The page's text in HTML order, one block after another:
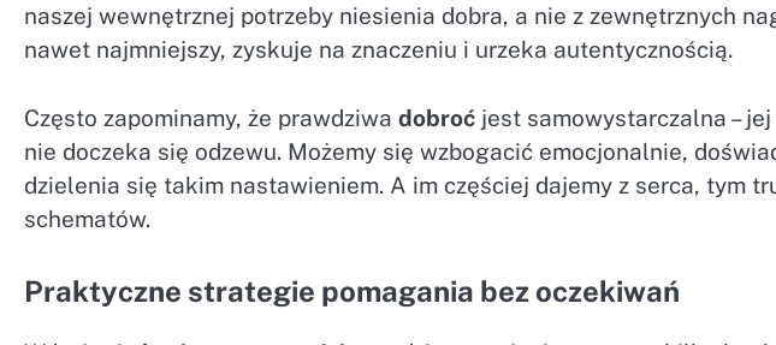
naszej wewnętrznej potrzeby niesienia dobra, a nie z zewnętrznych
nawet najmniejszy, zyskuje na znaczeniu i urzeka autentycznością.
Często zapominamy, że prawdziwa dobroć jest samowystarczalna –
nie doczeka się odzewu. Możemy się wzbogacić emocjonalnie,
dzielenia się takim nastawieniem. A im częściej dajemy z serca, tym
schematów.
Praktyczne strategie pomagania bez oczekiwań